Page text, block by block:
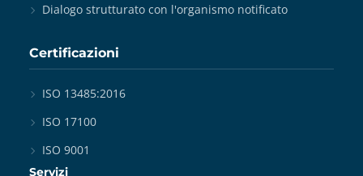
Dialogo strutturato con l'organismo notificato
Certificazioni
ISO 13485:2016
ISO 17100
ISO 9001
Servizi